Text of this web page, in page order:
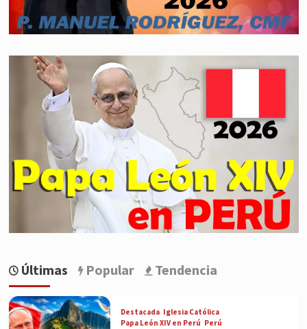
Últimas Popular Tendencia
Destacada Iglesia Católica
Papa León XIV en Perú Perú